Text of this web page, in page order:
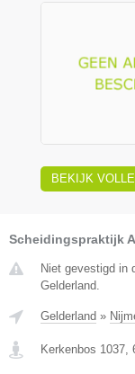
BEKIJK
Scheidingspraktijk
Niet gevestigd in
Gelderland.
Gelderland »
Kerkenbos 1037